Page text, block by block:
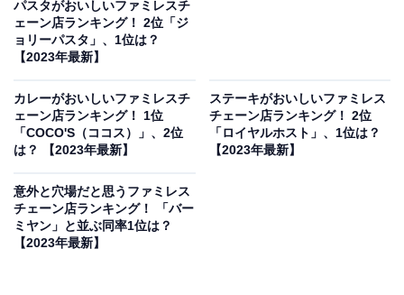
性／鹿児島県）」「ご飯食べ放題でお得です。サバの味
噌煮がいちばん美味しいです（20代女性／長崎県）」
汁も家庭的な味で美味しい（30代女性／千葉県）」など
の声もありました。
パスタがおいしいファミレスチ
ェーン店ランキング！ 2位「ジ
ョリーパスタ」、1位は？
【2023年最新】
カレーがおいしいファミレスチ
ェーン店ランキング！ 1位
「COCO'S（ココス）」、2位
は？ 【2023年最新】
ステーキがおいしいファミレス
チェーン店ランキング！ 2位
「ロイヤルホスト」、1位は？
【2023年最新】
意外と穴場だと思うファミレス
チェーン店ランキング！ 「バー
ミヤン」と並ぶ同率1位は？
【2023年最新】